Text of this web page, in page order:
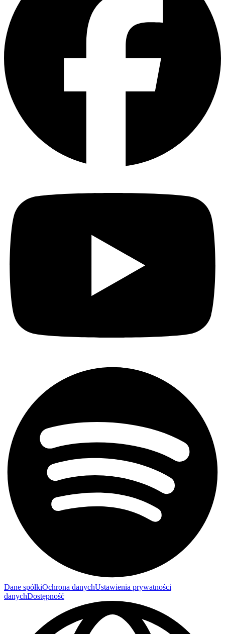
Dane spółkiOchrona danychUstawienia prywatności
danychDostępność